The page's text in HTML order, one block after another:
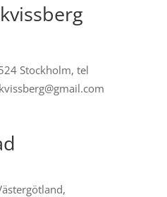
Stockholm, tel